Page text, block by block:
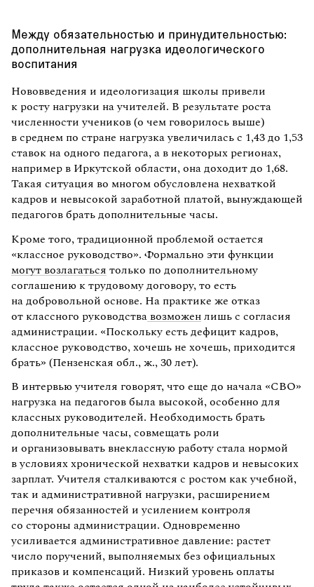
Между обязательностью и принудительностью:
дополнительная нагрузка идеологического
воспитания
Нововведения и идеологизация школы привели
к росту нагрузки на учителей. В результате роста
численности учеников (о чем говорилось выше)
в среднем по стране нагрузка увеличилась с 1,43 до 1,53
ставок на одного педагога, а в некоторых регионах,
например в Иркутской области, она доходит до 1,68.
Такая ситуация во многом обусловлена нехваткой
кадров и невысокой заработной платой, вынуждающей
педагогов брать дополнительные часы.
Кроме того, традиционной проблемой остается
«классное руководство». Формально эти функции
могут возлагаться только по дополнительному
соглашению к трудовому договору, то есть
на добровольной основе. На практике же отказ
от классного руководства возможенлишь с согласия
администрации. «Поскольку есть дефицит кадров,
классное руководство, хочешь не хочешь, приходится
брать» (Пензенская обл., ж., 30 лет).
В интервью учителя говорят, что еще до начала «СВО»
нагрузка на педагогов была высокой, особенно для
классных руководителей. Необходимость брать
дополнительные часы, совмещать роли
и организовывать внеклассную работу стала нормой
в условиях хронической нехватки кадров и невысоких
зарплат. Учителя сталкиваются с ростом как учебной,
так и административной нагрузки, расширением
перечня обязанностей и усилением контроля
со стороны администрации. Одновременно
усиливается административное давление: растет
число поручений, выполняемых без официальных
приказов и компенсаций. Низкий уровень оплаты